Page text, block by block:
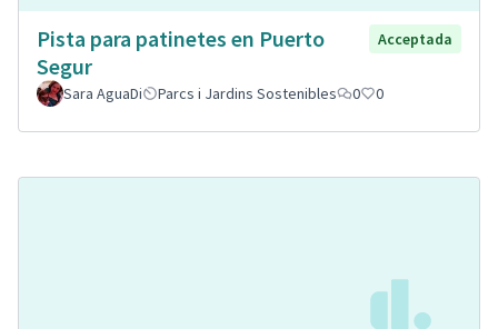
Pista para patinetes en Puerto
Segur
Acceptada
Sara AguaDi Parcs i Jardins Sostenibles 0 0